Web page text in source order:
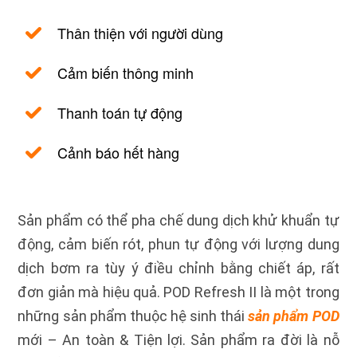
Thân thiện với người dùng
Cảm biến thông minh
Thanh toán tự động
Cảnh báo hết hàng
Sản phẩm có thể pha chế dung dịch khử khuẩn tự
động, cảm biến rót, phun tự động với lượng dung
dịch bơm ra tùy ý điều chỉnh bằng chiết áp, rất
đơn giản mà hiệu quả. POD Refresh II là một trong
những sản phẩm thuộc hệ sinh tháisản phẩm POD
mới – An toàn & Tiện lợi. Sản phẩm ra đời là nỗ